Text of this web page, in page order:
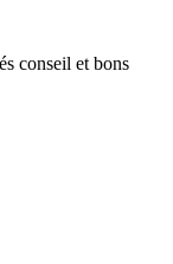
conseil et bons